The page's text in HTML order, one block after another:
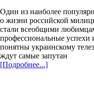
Один из наиболее
о жизни российской
стали всеобщими
профессиональные успехи
понятны украинскому
ждут самые запутан
[Подробнее...]